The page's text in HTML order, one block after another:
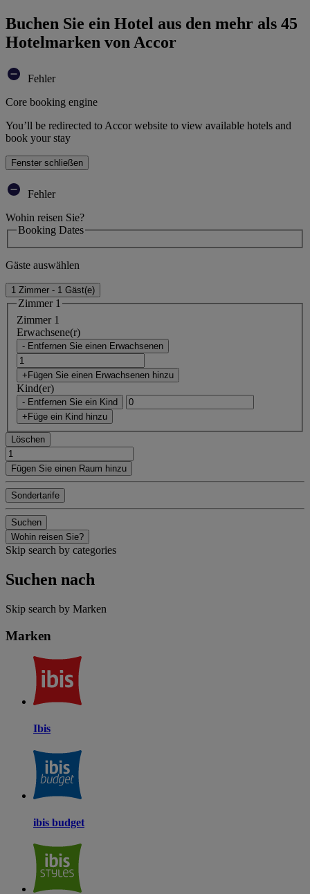
Buchen Sie ein Hotel aus den mehr als 45
Hotelmarken von Accor
Fehler
Core booking engine
You’ll be redirected to Accor website to view available hotels and
book your stay
Fenster schließen
Fehler
Wohin reisen Sie?
Booking Dates
Gäste auswählen
1 Zimmer - 1 Gäst(e)
Zimmer 1
Zimmer 1
Erwachsene(r)
- Entfernen Sie einen Erwachsenen
+Fügen Sie einen Erwachsenen hinzu
Kind(er)
- Entfernen Sie ein Kind
+Füge ein Kind hinzu
Löschen
Fügen Sie einen Raum hinzu
Sondertarife
Suchen
Wohin reisen Sie?
Skip search by categories
Suchen nach
Skip search by Marken
Marken
Ibis
ibis budget